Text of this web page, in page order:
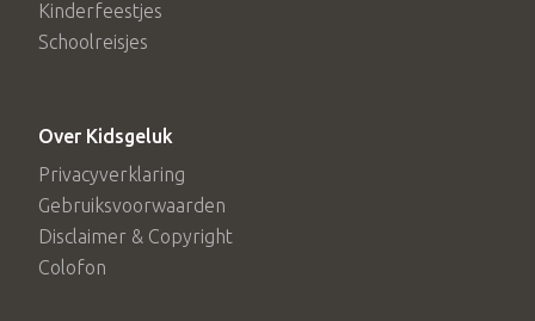
Kinderfeestjes
Schoolreisjes
Over Kidsgeluk
Privacyverklaring
Gebruiksvoorwaarden
Disclaimer & Copyright
Colofon